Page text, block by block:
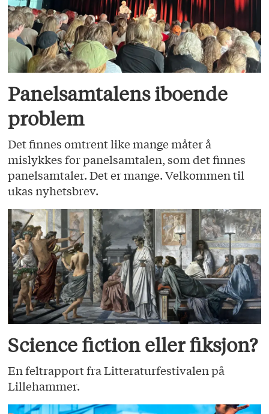
Panelsamtalens iboende
problem
Det finnes omtrent like mange måter å
mislykkes for panelsamtalen, som det finnes
panelsamtaler. Det er mange. Velkommen til
ukas nyhetsbrev.
Science fiction eller fiksjon?
En feltrapport fra Litteraturfestivalen på
Lillehammer.